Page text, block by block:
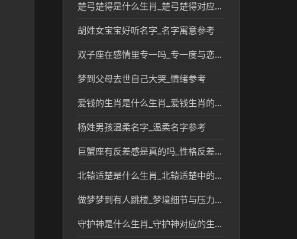
楚弓楚得是什么生肖_楚弓楚得对应生肖及文化解析
胡姓女宝宝好听名字_名字寓意参考
双子座在感情里专一吗_专一度与恋爱表现
梦到父母去世自己大哭_情绪参考
爱钱的生肖是什么生肖_爱钱生肖的传统文化与性格分析
杨姓男孩温柔名字_温柔名字参考
巨蟹座有反差感是真的吗_性格反差解析
北辕适楚是什么生肖_北辕适楚中的生肖文化解读
做梦梦到有人跳楼_梦境细节与压力线索
守护神是什么生肖_守护神对应的生肖及传统文化解读